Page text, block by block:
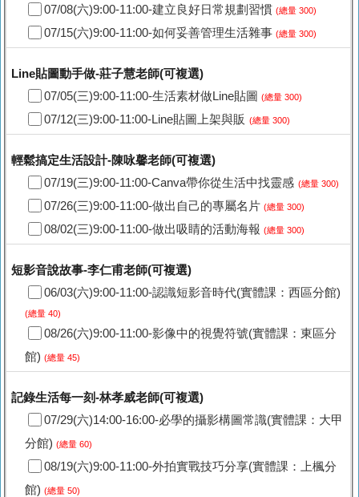
07/08(六)9:00-11:00-建立良好日常規劃習慣 (總量 300)
07/15(六)9:00-11:00-如何妥善管理生活雜事 (總量 300)
Line貼圖動手做-莊子慧老師(可複選)
07/05(三)9:00-11:00-生活素材做Line貼圖 (總量 300)
07/12(三)9:00-11:00-Line貼圖上架與販 (總量 300)
輕鬆搞定生活設計-陳咏馨老師(可複選)
07/19(三)9:00-11:00-Canva帶你從生活中找靈感 (總量 300)
07/26(三)9:00-11:00-做出自己的專屬名片 (總量 300)
08/02(三)9:00-11:00-做出吸睛的活動海報 (總量 300)
短影音說故事-李仁甫老師(可複選)
06/03(六)9:00-11:00-認識短影音時代(實體課：西區分館)
(總量 40)
08/26(六)9:00-11:00-影像中的視覺符號(實體課：東區分
館) (總量 45)
記錄生活每一刻-林孝威老師(可複選)
07/29(六)14:00-16:00-必學的攝影構圖常識(實體課：大甲
分館) (總量 60)
08/19(六)9:00-11:00-外拍實戰技巧分享(實體課：上楓分
館) (總量 50)